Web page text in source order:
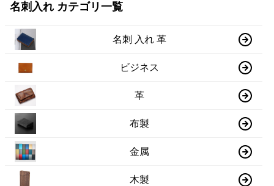
名刺入れ カテゴリ一覧
名刺 入れ 革
ビジネス
革
布製
金属
木製